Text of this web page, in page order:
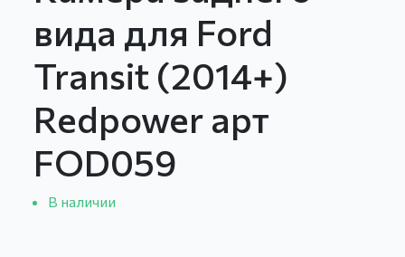
вида для Ford
Transit (2014+)
Redpower арт
FOD059
В наличии